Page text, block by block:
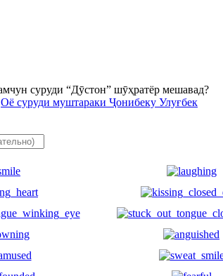
Оё суруди муштараки Ҷонибеку Улуғбек